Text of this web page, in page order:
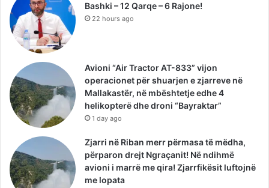
Bashki – 12 Qarqe – 6 Rajone!
22 hours ago
Avioni “Air Tractor AT-833” vijon
operacionet për shuarjen e zjarreve në
Mallakastër, në mbështetje edhe 4
helikopterë dhe droni “Bayraktar”
1 day ago
Zjarri në Riban merr përmasa të mëdha,
përparon drejt Ngraçanit! Në ndihmë
avioni i marrë me qira! Zjarrfikësit luftojnë
me lopata